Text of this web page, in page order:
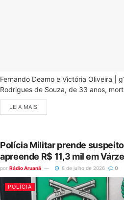
Fernando Deamo e Victória Oliveira |
Rodrigues de Souza, de 33 anos,
LEIA MAIS
Polícia Militar prende
apreende R$ 11,3 mil em
por Rádio Aruanã 8 de julho de 2026 0
POLÍCIA